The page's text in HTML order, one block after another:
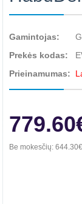
Gamintojas:
Prekės kodas:
Prieinamumas:
Be mokesčių: 644.30€